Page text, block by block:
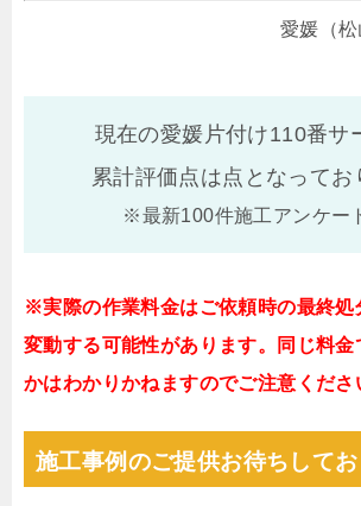
愛媛（
現在の愛媛片付け110番サ
累計評価点は点となってお
※最新100件施工アンケー
※実際の作業料金はご依頼時の最終処
変動する可能性があります。同じ料金
かはわかりかねますのでご注意くださ
施工事例のご提供お待ちしてお